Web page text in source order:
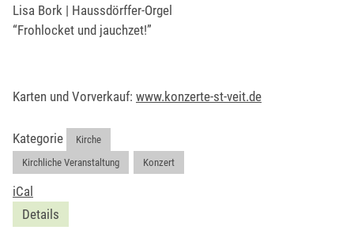
Lisa Bork | Haussdörffer-Orgel
“Frohlocket und jauchzet!”
Karten und Vorverkauf: www.konzerte-st-veit.de
Kategorie Kirche
Kirchliche Veranstaltung
Konzert
iCal
Details